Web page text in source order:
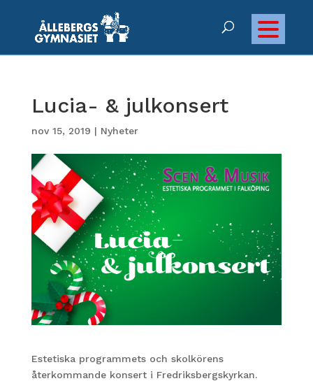
Lucia- & julkonsert
nov 15, 2019 | Nyheter
Estetiska programmets och skolkörens
återkommande konsert i Fredriksbergskyrkan.